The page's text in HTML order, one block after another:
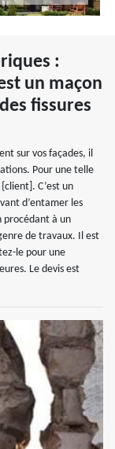
:
un maçon
fissures
sur vos façades, il
Pour une telle
C’est un
d’entamer les
procédant à un
de travaux. Il est
le pour une
Le devis est